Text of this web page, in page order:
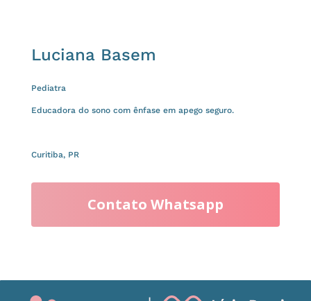
Luciana Basem
Pediatra
Educadora do sono com ênfase em apego seguro.
Curitiba, PR
Contato Whatsapp